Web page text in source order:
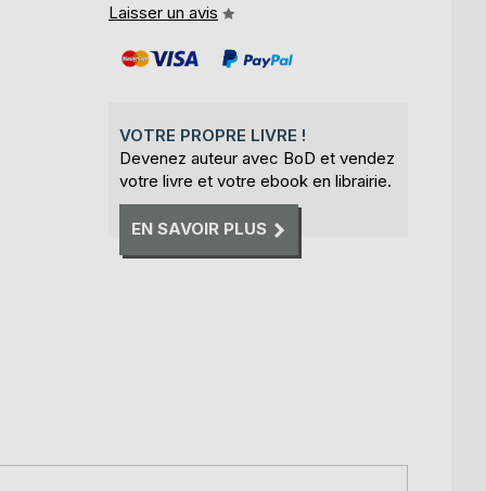
Laisser un avis
VOTRE PROPRE LIVRE !
Devenez auteur avec BoD et vendez
votre livre et votre ebook en librairie.
EN SAVOIR PLUS